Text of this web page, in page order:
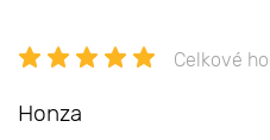
Celkové
Honza